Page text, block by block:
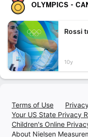
OLYMPICS -
Rossi
10y
Terms of Use
Your US State Privacy
Children's Online
About Nielsen